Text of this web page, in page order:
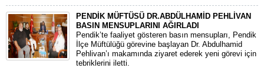
PENDİK MÜFTÜSÜ DR.ABDÜLHAMİD PEHLİVAN
BASIN MENSUPLARINI AĞIRLADI
​Pendik’te faaliyet gösteren basın mensupları, Pendik
İlçe Müftülüğü görevine başlayan Dr. Abdulhamid
Pehlivan’ı makamında ziyaret ederek yeni görevi için
tebriklerini iletti.